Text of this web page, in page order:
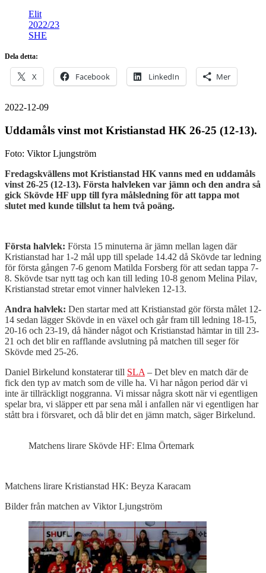
Elit
2022/23
SHE
Dela detta:
X Facebook LinkedIn Mer
2022-12-09
Uddamåls vinst mot Kristianstad HK 26-25 (12-13).
Foto: Viktor Ljungström
Fredagskvällens mot Kristianstad HK vanns med en uddamåls
vinst 26-25 (12-13). Första halvleken var jämn och den andra så
gick Skövde HF upp till fyra målsledning för att tappa mot
slutet med kunde tillslut ta hem två poäng.
Första halvlek: Första 15 minuterna är jämn mellan lagen där
Kristianstad har 1-2 mål upp till spelade 14.42 då Skövde tar ledning
för första gången 7-6 genom Matilda Forsberg för att sedan tappa 7-
8. Skövde tsar nytt tag och kan till leding 10-8 genom Melina Pilav,
Kristianstad stretar emot vinner halvleken 12-13.
Andra halvlek: Den startar med att Kristianstad gör första målet 12-
14 sedan lägger Skövde in en växel och går fram till ledning 18-15,
20-16 och 23-19, då händer något och Kristianstad hämtar in till 23-
21 och det blir en rafflande avslutning på matchen till seger för
Skövde med 25-26.
Daniel Birkelund konstaterar till SLA – Det blev en match där de
fick den typ av match som de ville ha. Vi har någon period där vi
inte är tillräckligt noggranna. Vi missar några skott när vi egentligen
spelar bra, vi släpper ett par sena mål i anfallen när vi egentligen har
stått bra i försvaret, och då blir det en jämn match, säger Birkelund.
Matchens lirare Skövde HF: Elma Örtemark
Matchens lirare Kristianstad HK: Beyza Karacam
Bilder från matchen av Viktor Ljungström